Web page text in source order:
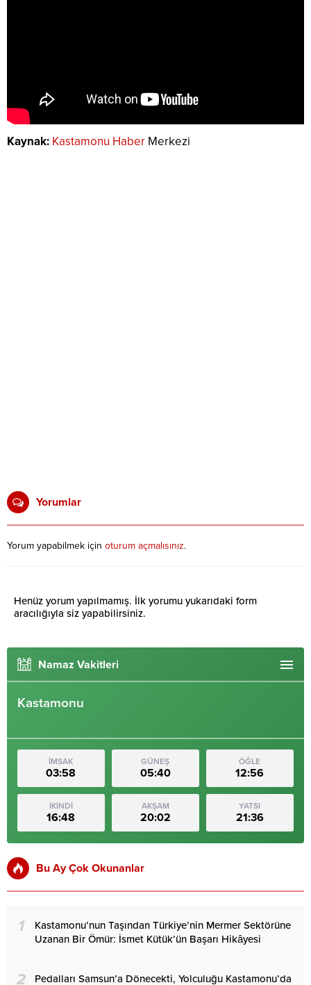
Kaynak: Kastamonu Haber Merkezi
Yorumlar
Yorum yapabilmek için oturum açmalısınız.
Henüz yorum yapılmamış. İlk yorumu yukarıdaki form
aracılığıyla siz yapabilirsiniz.
Namaz Vakitleri
Kastamonu
İMSAK
03:58
GÜNEŞ
05:40
ÖĞLE
12:56
İKİNDİ
16:48
AKŞAM
20:02
YATSI
21:36
Bu Ay Çok Okunanlar
1
Kastamonu’nun Taşından Türkiye’nin Mermer Sektörüne
Uzanan Bir Ömür: İsmet Kütük’ün Başarı Hikâyesi
2 Pedalları Samsun’a Dönecekti, Yolculuğu Kastamonu’da